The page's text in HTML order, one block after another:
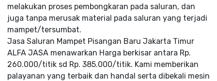
melakukan proses pembongkaran pada saluran, dan
juga tanpa merusak material pada saluran yang terjadi
mampet/tersumbat.
Jasa Saluran Mampet Pisangan Baru Jakarta Timur
ALFA JASA menawarkan Harga berkisar antara Rp.
260.000/titik sd Rp. 385.000/titik. Kami memberikan
palayanan yang terbaik dan handal serta dibekali mesin